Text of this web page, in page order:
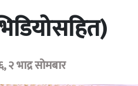
२ भाद्र सोमबार